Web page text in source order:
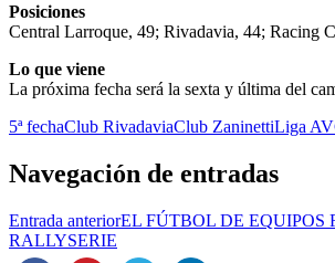
Posiciones
Central Larroque, 49; Rivadavia, 44; Racing
Lo que viene
La próxima fecha será la sexta y última del
5ª fechaClub RivadaviaClub ZaninettiLiga
Navegación de entradas
Entrada anteriorEL FÚTBOL DE EQUIPOS
RALLYSERIE